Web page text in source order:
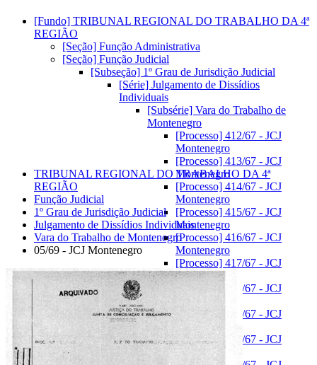
[Fundo] TRIBUNAL REGIONAL DO TRABALHO DA 4ª
REGIÃO
[Seção] Função Administrativa
[Seção] Função Judicial
[Subseção] 1º Grau de Jurisdição Judicial
[Série] Julgamento de Dissídios
Individuais
[Subsérie] Vara do Trabalho de
Montenegro
[Processo] 412/67 - JCJ
Montenegro
[Processo] 413/67 - JCJ
Montenegro
[Processo] 414/67 - JCJ
Montenegro
[Processo] 415/67 - JCJ
Montenegro
[Processo] 416/67 - JCJ
Montenegro
[Processo] 417/67 - JCJ
Montenegro
[Processo] 418/67 - JCJ
Montenegro
[Processo] 419/67 - JCJ
Montenegro
[Processo] 421/67 - JCJ
Montenegro
TRIBUNAL REGIONAL DO TRABALHO DA 4ª
REGIÃO
Função Judicial
1º Grau de Jurisdição Judicial
Julgamento de Dissídios Individuais
Vara do Trabalho de Montenegro
05/69 - JCJ Montenegro